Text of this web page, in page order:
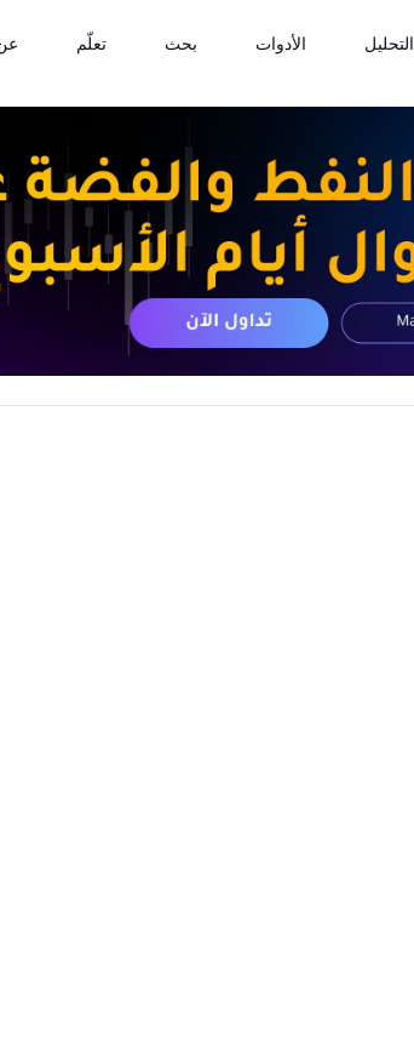
التحليل الأدوات بحث تعلّم